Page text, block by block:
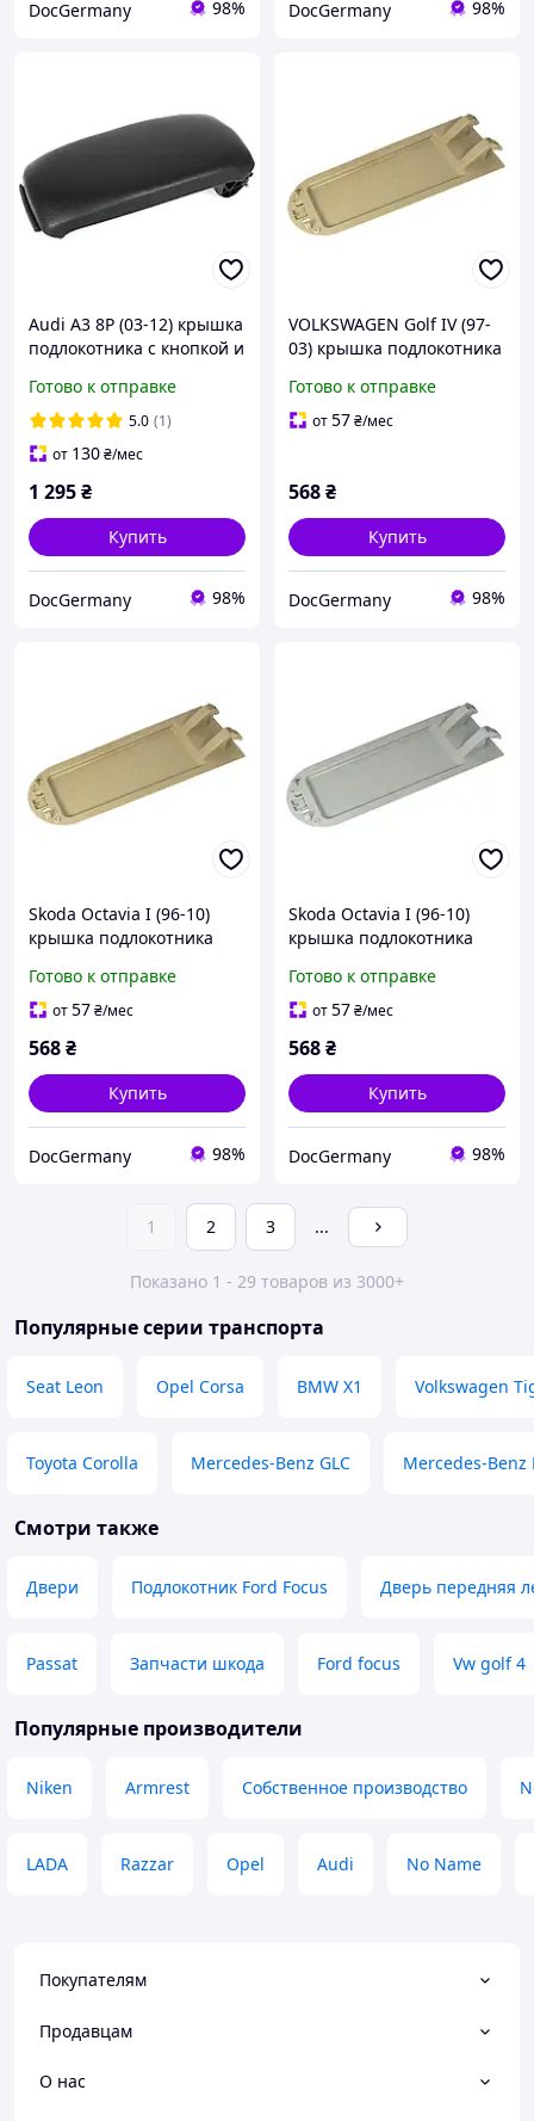
DocGermany 98% DocGermany 98%
Audi A3 8P (03-12) крышка
подлокотника с кнопкой и
Ауди А3 8П
Готово к отправке
5.0 (1)
от 130₴/мес
1 295₴
Купить
DocGermany 98%
VOLKSWAGEN Golf IV (97-
03) крышка подлокотника
обивки, Гольф 4
Готово к отправке
от57₴/мес
568₴
Купить
DocGermany 98%
Skoda Octavia I (96-10)
крышка подлокотника
обивки, Шкода Октавиа 1
Готово к отправке
от57₴/мес
568₴
Купить
DocGermany 98%
Skoda Octavia I (96-10)
крышка подлокотника
обивки, Шкода Октавиа 1
Готово к отправке
от57₴/мес
568₴
Купить
DocGermany 98%
1 2 3 ...
Показано 1 - 29 товаров из 3000+
Популярные серии транспорта
Seat Leon Opel Corsa BMW X1 Volkswagen
Toyota Corolla Mercedes-Benz GLC Mercedes-Benz
Смотри также
Двери Подлокотник Ford Focus Дверь передняя
Passat Запчасти шкода Ford focus Vw golf 4
Популярные производители
Niken Armrest Собственное производство
LADA Razzar Opel Audi No Name
Покупателям
Продавцам
О нас